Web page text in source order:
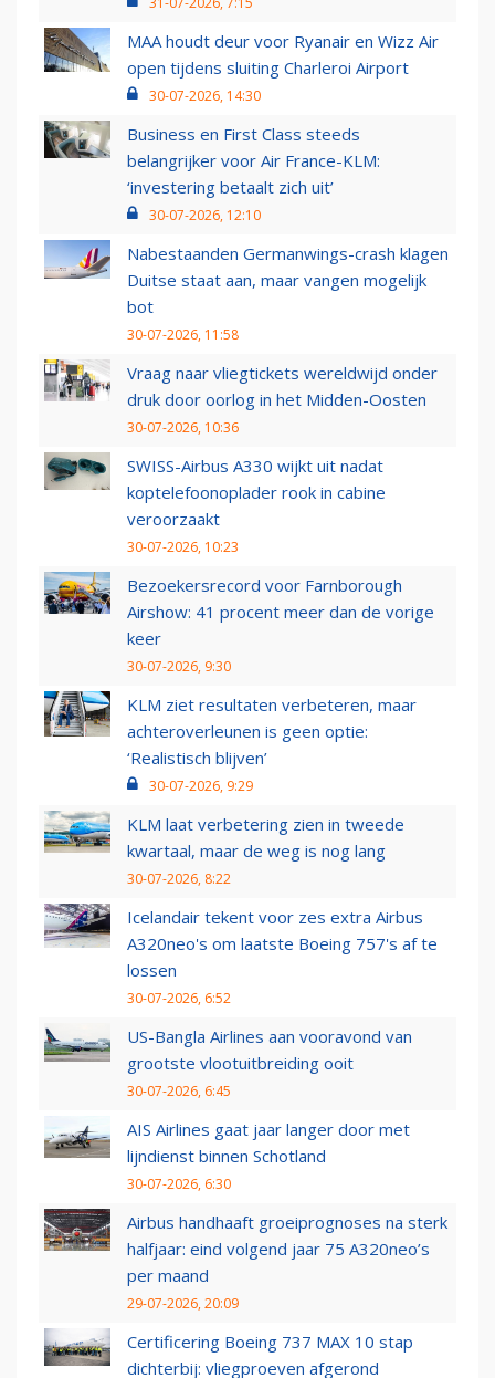
MAA houdt deur voor Ryanair en Wizz Air
open tijdens sluiting Charleroi Airport
30-07-2026, 14:30
Business en First Class steeds
belangrijker voor Air France-KLM:
‘investering betaalt zich uit’
30-07-2026, 12:10
Nabestaanden Germanwings-crash klagen
Duitse staat aan, maar vangen mogelijk
bot
30-07-2026, 11:58
Vraag naar vliegtickets wereldwijd onder
druk door oorlog in het Midden-Oosten
30-07-2026, 10:36
SWISS-Airbus A330 wijkt uit nadat
koptelefoonoplader rook in cabine
veroorzaakt
30-07-2026, 10:23
Bezoekersrecord voor Farnborough
Airshow: 41 procent meer dan de vorige
keer
30-07-2026, 9:30
KLM ziet resultaten verbeteren, maar
achteroverleunen is geen optie:
‘Realistisch blijven’
30-07-2026, 9:29
KLM laat verbetering zien in tweede
kwartaal, maar de weg is nog lang
30-07-2026, 8:22
Icelandair tekent voor zes extra Airbus
A320neo's om laatste Boeing 757's af te
lossen
30-07-2026, 6:52
US-Bangla Airlines aan vooravond van
grootste vlootuitbreiding ooit
30-07-2026, 6:45
AIS Airlines gaat jaar langer door met
lijndienst binnen Schotland
30-07-2026, 6:30
Airbus handhaaft groeiprognoses na sterk
halfjaar: eind volgend jaar 75 A320neo’s
per maand
29-07-2026, 20:09
Certificering Boeing 737 MAX 10 stap
dichterbij: vliegproeven afgerond